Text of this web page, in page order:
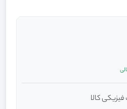
کالا